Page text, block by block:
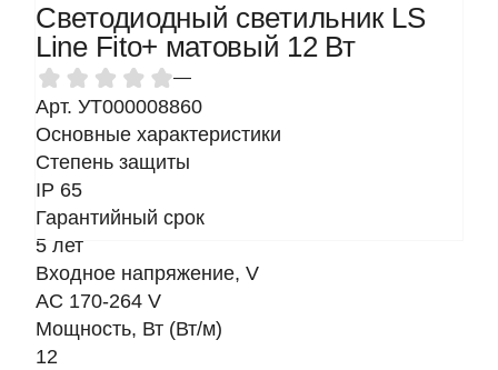
Светодиодный светильник LS
Line Fito+ матовый 12 Вт
—
Арт. УТ000008860
Основные характеристики
Степень защиты
IP 65
Гарантийный срок
5 лет
Входное напряжение, V
AC 170-264 V
Мощность, Вт (Вт/м)
12